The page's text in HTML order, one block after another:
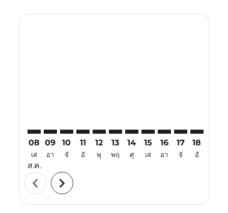
08
เส
ส.ค.
09
อา
10
จั
11
อั
12
พุ
13
พฤ
14
ศุ
15
เส
16
อา
17
จั
18
อั
chevron_left chevron_right